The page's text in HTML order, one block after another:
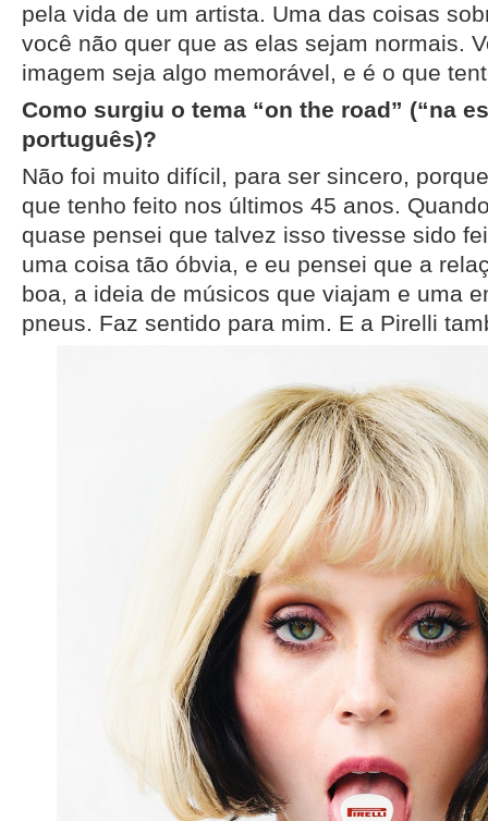
pela vida de um artista. Uma das coisas
você não quer que as elas sejam normais.
imagem seja algo memorável, e é o que
Como surgiu o tema “on the road” (“na
português)?
Não foi muito difícil, para ser sincero,
que tenho feito nos últimos 45 anos.
quase pensei que talvez isso tivesse sido
uma coisa tão óbvia, e eu pensei que a
boa, a ideia de músicos que viajam e uma
pneus. Faz sentido para mim. E a Pirelli